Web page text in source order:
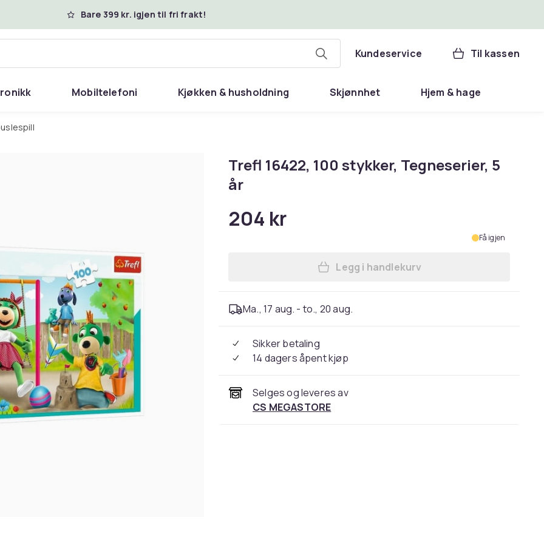
Bare 399 kr. igjen til fri frakt!
Kundeservice Til kassen
Mobiltelefoni Kjøkken & husholdning Skjønnhet Hjem & hage
Trefl 16422, 100 stykker, Tegneserier, 5
år
204 kr
Få igjen
Legg Trefl 16422, 100 stykker,
Legg i handlekurv
Ma., 17 aug. - to., 20 aug.
Sikker betaling
14 dagers åpent kjøp
Selges og leveres av
CS MEGASTORE